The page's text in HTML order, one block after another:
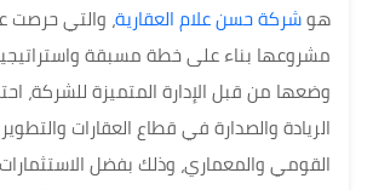
هو شركة حسن علام العقارية، والتي حرصت
مشروعها بناء على خطة مسبقة
وضعها من قبل الإدارة المتميزة للشركة،
الريادة والصدارة في قطاع العقارات
القومي والمعماري، وذلك بفضل